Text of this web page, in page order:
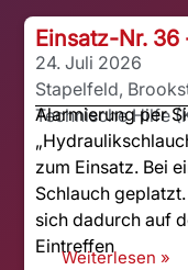
Einsatz-Nr. 36
24. Juli 2026
Stapelfeld,
Technische Hilfe
Alarmierung per
zum Einsatz. Bei
Schlauch
sich dadurch auf
Eintreffen
Weiterlesen »